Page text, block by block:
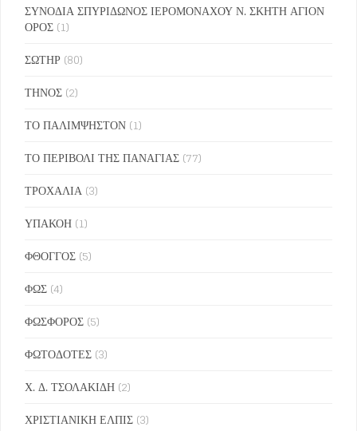
ΣΥΝΟΔΙΑ ΣΠΥΡΙΔΩΝΟΣ ΙΕΡΟΜΟΝΑΧΟΥ Ν. ΣΚΗΤΗ ΑΓΙΟΝ
ΟΡΟΣ (1)
ΣΩΤΗΡ (80)
ΤΗΝΟΣ (2)
ΤΟ ΠΑΛΙΜΨΗΣΤΟΝ (1)
ΤΟ ΠΕΡΙΒΟΛΙ ΤΗΣ ΠΑΝΑΓΙΑΣ (77)
ΤΡΟΧΑΛΙΑ (3)
ΥΠΑΚΟΗ (1)
ΦΘΟΓΓΟΣ (5)
ΦΩΣ (4)
ΦΩΣΦΟΡΟΣ (5)
ΦΩΤΟΔΟΤΕΣ (3)
Χ. Δ. ΤΣΟΛΑΚΙΔΗ (2)
ΧΡΙΣΤΙΑΝΙΚΗ ΕΛΠΙΣ (3)